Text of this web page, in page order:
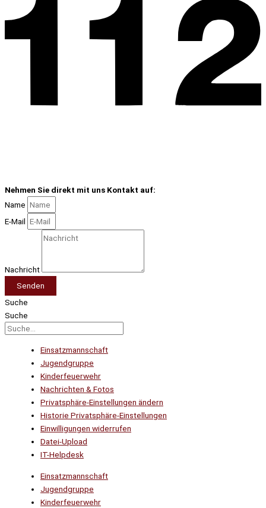
Nehmen Sie direkt mit uns Kontakt auf:
Name
E-Mail
Nachricht
Senden
Suche
Suche
Einsatzmannschaft
Jugendgruppe
Kinderfeuerwehr
Nachrichten & Fotos
Privatsphäre-Einstellungen ändern
Historie Privatsphäre-Einstellungen
Einwilligungen widerrufen
Datei-Upload
IT-Helpdesk
Einsatzmannschaft
Jugendgruppe
Kinderfeuerwehr